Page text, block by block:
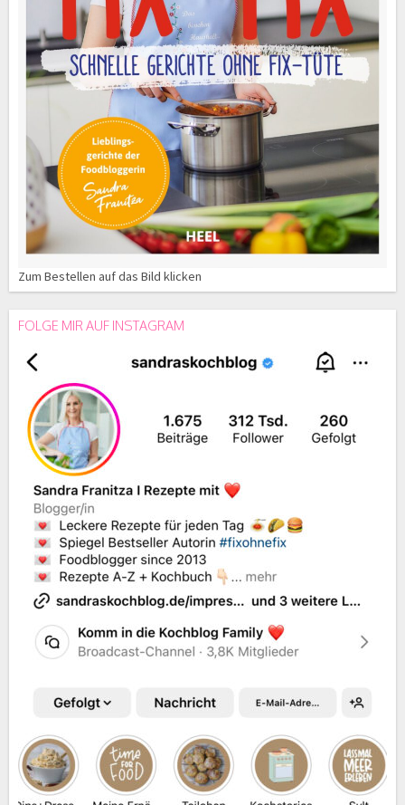
Zum Bestellen auf das Bild klicken
FOLGE MIR AUF INSTAGRAM